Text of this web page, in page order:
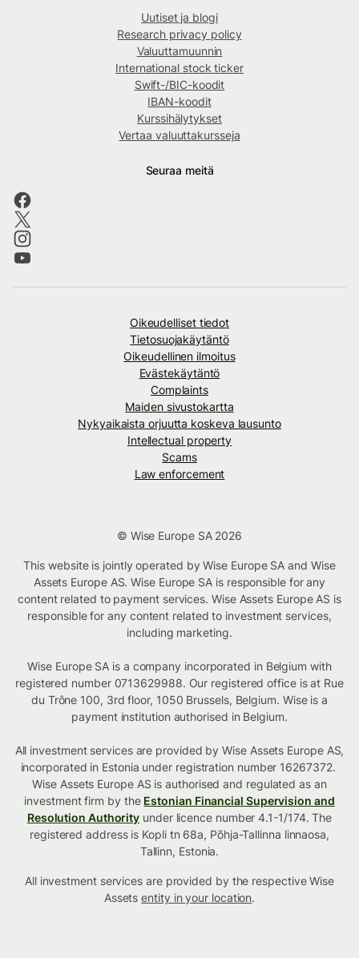
Uutiset ja blogi
Research privacy policy
Valuuttamuunnin
International stock ticker
Swift-/BIC-koodit
IBAN-koodit
Kurssihälytykset
Vertaa valuuttakursseja
Seuraa meitä
Oikeudelliset tiedot
Tietosuojakäytäntö
Oikeudellinen ilmoitus
Evästekäytäntö
Complaints
Maiden sivustokartta
Nykyaikaista orjuutta koskeva lausunto
Intellectual property
Scams
Law enforcement
© Wise Europe SA 2026
This website is jointly operated by Wise Europe SA and Wise
Assets Europe AS. Wise Europe SA is responsible for any
content related to payment services. Wise Assets Europe AS is
responsible for any content related to investment services,
including marketing.
Wise Europe SA is a company incorporated in Belgium with
registered number 0713629988. Our registered office is at Rue
du Trône 100, 3rd floor, 1050 Brussels, Belgium. Wise is a
payment institution authorised in Belgium.
All investment services are provided by Wise Assets Europe AS,
incorporated in Estonia under registration number 16267372.
Wise Assets Europe AS is authorised and regulated as an
investment firm by the Estonian Financial Supervision and
Resolution Authority under licence number 4.1-1/174. The
registered address is Kopli tn 68a, Põhja-Tallinna linnaosa,
Tallinn, Estonia.
All investment services are provided by the respective Wise
Assetsentity in your location.